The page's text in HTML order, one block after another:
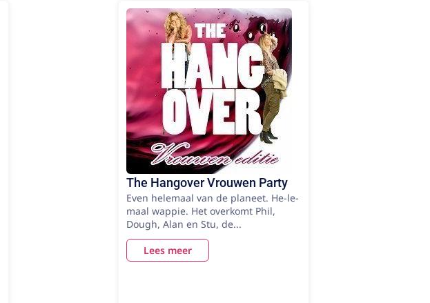
The Hangover Vrouwen Party
Even helemaal van de planeet. He-le-
maal wappie. Het overkomt Phil,
Dough, Alan en Stu, de...
Lees meer